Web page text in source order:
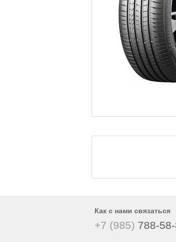
Как с нами связаться
+7 (985) 788-